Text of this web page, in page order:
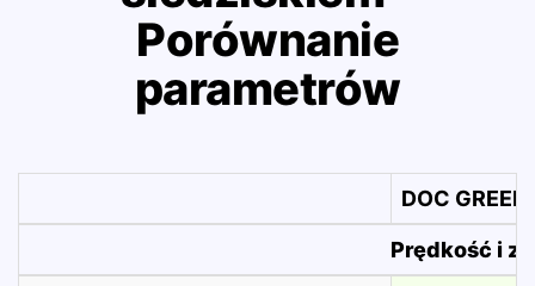
Porównanie
parametrów
DOC
Prędkość i